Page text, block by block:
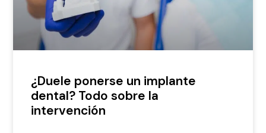
¿Duele ponerse un implante
dental? Todo sobre la
intervención